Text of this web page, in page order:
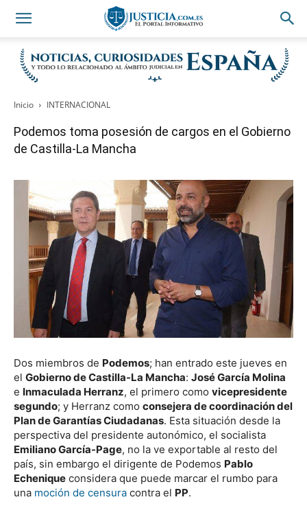
Inicio INTERNACIONAL
Podemos toma posesión de cargos en el Gobierno
de Castilla-La Mancha
Dos miembros de Podemos; han entrado este jueves en
el Gobierno de Castilla-La Mancha: José García Molina
e Inmaculada Herranz, el primero como vicepresidente
segundo; y Herranz como consejera de coordinación del
Plan de Garantías Ciudadanas. Esta situación desde la
perspectiva del presidente autonómico, el socialista
Emiliano García-Page, no la ve exportable al resto del
país, sin embargo el dirigente de Podemos Pablo
Echenique considera que puede marcar el rumbo para
una moción de censura contra el PP.